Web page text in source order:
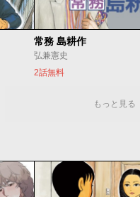
常務 島耕作
弘兼憲史
2話無料
もっと見る